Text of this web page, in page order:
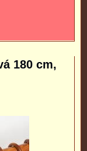
180 cm,